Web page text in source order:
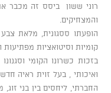
רוני ששון ביסס זה מכבר
והמצחיקים.
הופעתו ססגונית, מלאת
קומיות וסיטואציות
בזכות כשרונו הקומי
ואיכותי , בעל זוית ראיה
החברתי, ליחסים בין בני